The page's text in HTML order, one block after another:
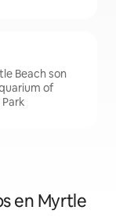
Beach son
of
en Myrtle